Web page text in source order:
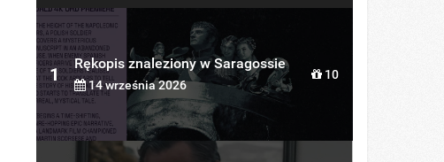
1
Rękopis znaleziony w Saragossie
14 września 2026
10